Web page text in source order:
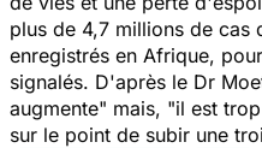
plus de 4,7 millions de cas
enregistrés en Afrique,
signalés. D'après le Dr
augmente" mais, "il est
sur le point de subir une